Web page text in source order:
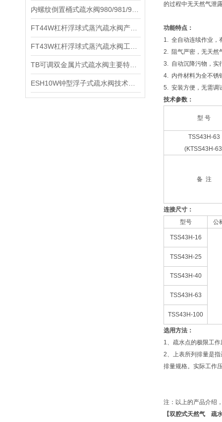
的过程中无天然气泄
功能特点：
1. 全自动连续作业，
2. 阻气严密，无天然
3. 自动沉降污物，实
4. 内件材料为全不锈
5. 安装方便，无需调
技术参数：
型 号
TSS43H-63
(KTSS43H-
备 注
连接尺寸：
型号
公
TSS43H-16
TSS43H-25
TSS43H-40
TSS43H-63
TSS43H-100
选用方法：
1、疏水点的极限工
2、上表所列排量是
排量规格。实际工作
注：以上的产品介绍
【双腔式天然气 疏